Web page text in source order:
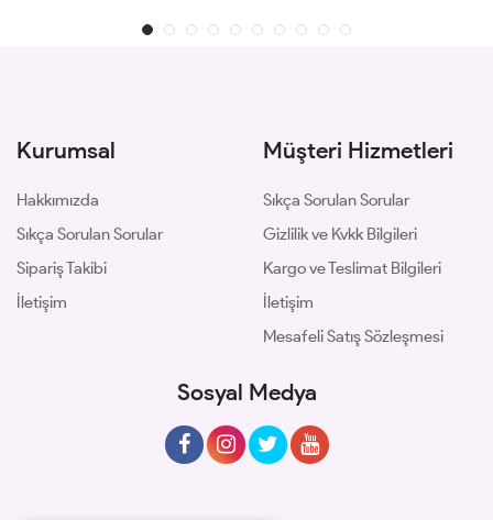
Kurumsal
Hakkımızda
Sıkça Sorulan Sorular
Sipariş Takibi
İletişim
Müşteri Hizmetleri
Sıkça Sorulan Sorular
Gizlilik ve Kvkk Bilgileri
Kargo ve Teslimat Bilgileri
İletişim
Mesafeli Satış Sözleşmesi
Sosyal Medya